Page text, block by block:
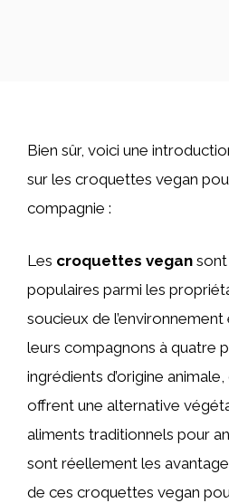
Bien sûr, voici une
sur les croquettes vegan
compagnie :
Les croquettes vegan sont
populaires parmi les
soucieux de
leurs compagnons à quatre
ingrédients d’origine
offrent une alternative
aliments traditionnels pour
sont réellement les
de ces croquettes vegan